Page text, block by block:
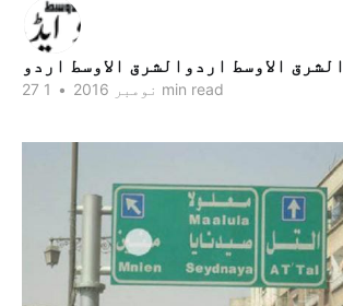
الشرق الاوسط اردوالشرق الاوسط اردو
27 نومبر 2016 • 1 min read